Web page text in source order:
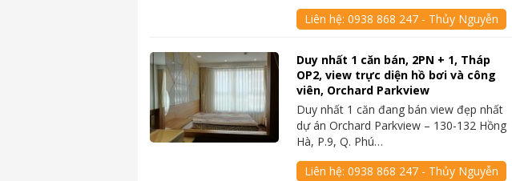
Liên hệ:0938 868 247 - Thủy Nguyễn
Duy nhất 1 căn bán, 2PN + 1, Tháp
OP2, view trực diện hồ bơi và công
viên, Orchard Parkview
Duy nhất 1 căn đang bán view đẹp nhất
dự án Orchard Parkview – 130-132 Hồng
Hà, P.9, Q. Phú…
Liên hệ:0938 868 247 - Thủy Nguyễn